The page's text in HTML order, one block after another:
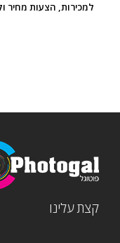
למכירות, הצעות מחיר
קצת עלינו